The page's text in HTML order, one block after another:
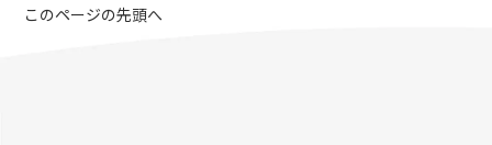
このページの先頭へ